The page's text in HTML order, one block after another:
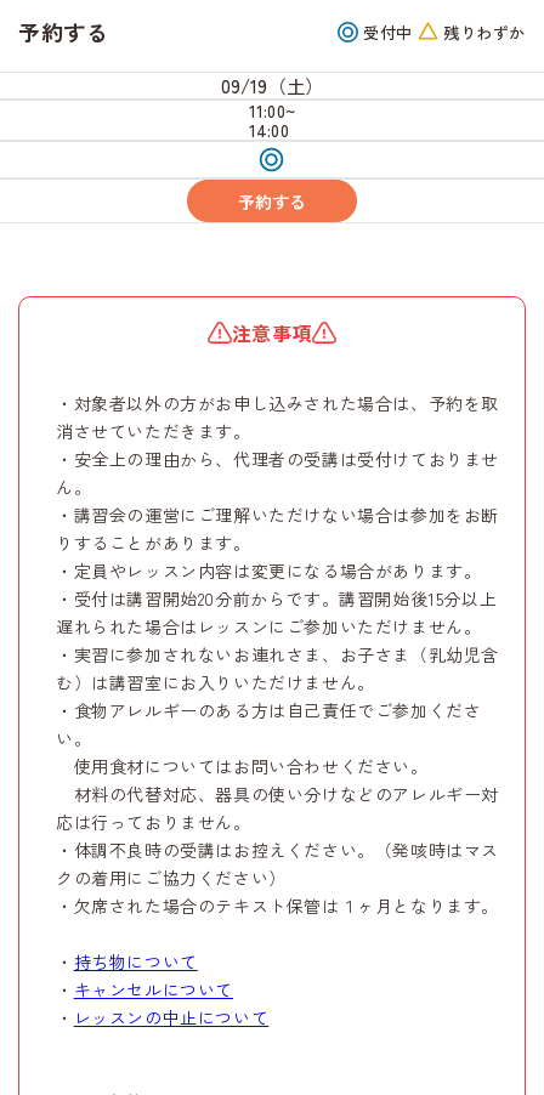
予約する 受付中 残りわずか
09/19（土）
11:00~
14:00
受
付
予約する
注意事項
・対象者以外の方がお申し込みされた場合は、予約を取
消させていただきます。
・安全上の理由から、代理者の受講は受付けておりませ
ん。
・講習会の運営にご理解いただけない場合は参加をお断
りすることがあります。
・定員やレッスン内容は変更になる場合があります。
・受付は講習開始20分前からです。講習開始後15分以上
遅れられた場合はレッスンにご参加いただけません。
・実習に参加されないお連れさま、お子さま（乳幼児含
む）は講習室にお入りいただけません。
・食物アレルギーのある方は自己責任でご参加くださ
い。
使用食材についてはお問い合わせください。
材料の代替対応、器具の使い分けなどのアレルギー対
応は行っておりません。
・体調不良時の受講はお控えください。（発咳時はマス
クの着用にご協力ください）
・欠席された場合のテキスト保管は１ヶ月となります。
・ 持ち物について
・ キャンセルについて
・ レッスンの中止について